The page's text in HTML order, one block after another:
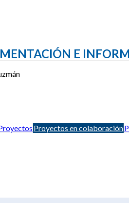
E
Proyectos en colaboración